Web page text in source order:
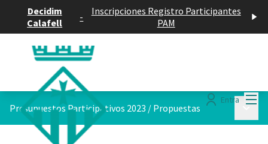
Decidim
Calafell
-
Inscripciones Registro Participantes
PAM
Entra
Presupuestos Participativos 2023 / Propuestas